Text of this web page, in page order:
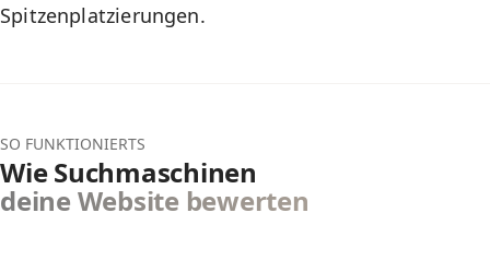
Spitzenplatzierungen.
SO FUNKTIONIERTS
Wie Suchmaschinen
deine Website bewerten